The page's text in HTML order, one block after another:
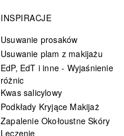
INSPIRACJE
Usuwanie prosaków
Usuwanie plam z makijażu
EdP, EdT i inne - Wyjaśnienie
różnic
Kwas salicylowy
Podkłady Kryjące Makijaż
Zapalenie Okołoustne Skóry
Leczenie